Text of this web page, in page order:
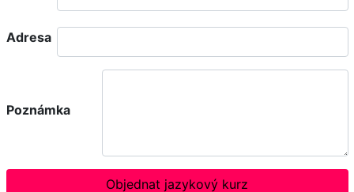
Adresa
Poznámka
Objednat jazykový kurz